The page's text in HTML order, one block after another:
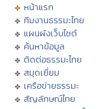
หน้าแรก
ทีมงานธรรมะไทย
แผนผังเว็บไซต์
ค้นหาข้อมูล
ติดต่อธรรมะไทย
สมุดเยี่ยม
เครือข่ายธรรมะ
สัญลักษณ์ไทย